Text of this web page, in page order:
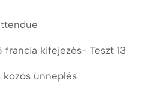
francia kifejezés- Teszt 13
közös ünneplés